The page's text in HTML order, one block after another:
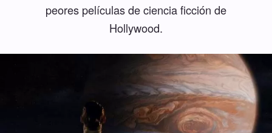
peores películas de ciencia ficción de
Hollywood.